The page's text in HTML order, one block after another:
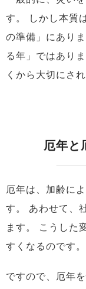
す。
しかし本質
の準備」にありま
る年」ではありま
くから大切にさ
厄年と
厄年は、加齢に
す。
あわせて、
ます。
こうした
すくなるのです。
ですので、厄年